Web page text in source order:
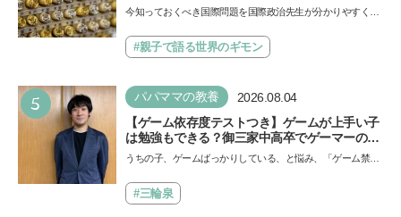
今知っておくべき国際問題を国際政治先生が分かりやすく解
類…
#親子で語る世界のギモン
5 パパママの教養 2026.08.04
【ゲーム依存度テストつき】ゲームが上手い子
は勉強もできる？御三家中高卒でゲーマーの医
師・阿部智史さんが教えるゲームしながら受験
うちの子、ゲームばっかりしている、と悩み、「ゲーム禁
も…
#三輪泉